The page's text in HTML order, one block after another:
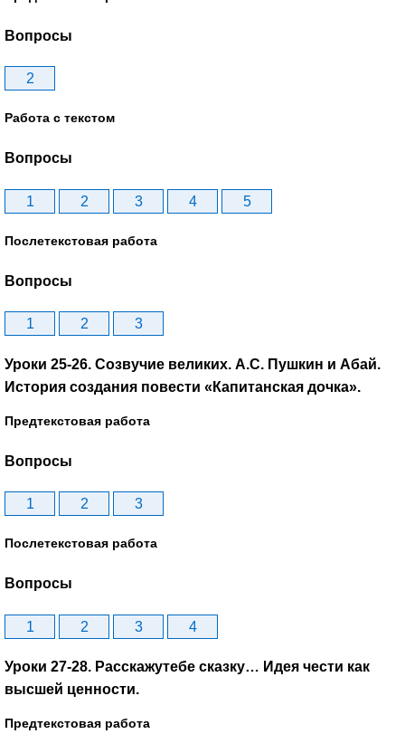
Вопросы
2
Работа с текстом
Вопросы
1 2 3 4 5
Послетекстовая работа
Вопросы
1 2 3
Уроки 25-26. Созвучие великих. А.С. Пушкин и Абай.
История создания повести «Капитанская дочка».
Предтекстовая работа
Вопросы
1 2 3
Послетекстовая работа
Вопросы
1 2 3 4
Уроки 27-28. Расскажутебе сказку… Идея чести как
высшей ценности.
Предтекстовая работа